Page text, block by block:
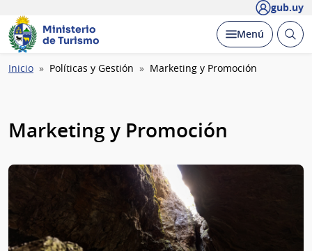
gub.uy
Ministerio
de Turismo
Desplegar
Menú Abrir
Ruta
Inicio Políticas y Gestión Marketing y Promoción
Marketing y Promoción